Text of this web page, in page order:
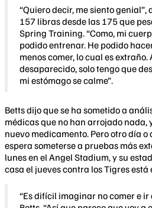
“Quiero decir, me siento genial”,
157 libras desde las 175 que
Spring Training. “Como, mi
podido entrenar. He podido
menos comer, lo cual es
desaparecido, solo tengo que
mi estómago se calme”.
Betts dijo que se ha sometido a
médicas que no han arrojado nada,
nuevo medicamento. Pero otro día o
espera someterse a pruebas más
lunes en el Angel Stadium, y su
casa el jueves contra los Tigres está
“Es difícil imaginar no comer e